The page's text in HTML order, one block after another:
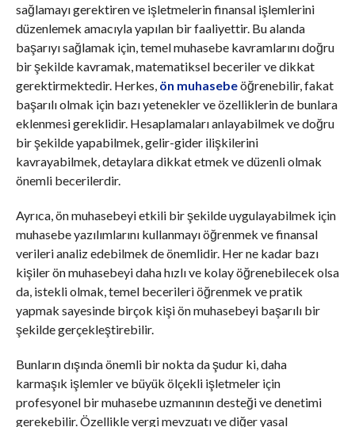
sağlamayı gerektiren ve işletmelerin finansal işlemlerini
düzenlemek amacıyla yapılan bir faaliyettir. Bu alanda
başarıyı sağlamak için, temel muhasebe kavramlarını doğru
bir şekilde kavramak, matematiksel beceriler ve dikkat
gerektirmektedir. Herkes, ön muhasebeöğrenebilir, fakat
başarılı olmak için bazı yetenekler ve özelliklerin de bunlara
eklenmesi gereklidir. Hesaplamaları anlayabilmek ve doğru
bir şekilde yapabilmek, gelir-gider ilişkilerini
kavrayabilmek, detaylara dikkat etmek ve düzenli olmak
önemli becerilerdir.
Ayrıca, ön muhasebeyi etkili bir şekilde uygulayabilmek için
muhasebe yazılımlarını kullanmayı öğrenmek ve finansal
verileri analiz edebilmek de önemlidir. Her ne kadar bazı
kişiler ön muhasebeyi daha hızlı ve kolay öğrenebilecek olsa
da, istekli olmak, temel becerileri öğrenmek ve pratik
yapmak sayesinde birçok kişi ön muhasebeyi başarılı bir
şekilde gerçekleştirebilir.
Bunların dışında önemli bir nokta da şudur ki, daha
karmaşık işlemler ve büyük ölçekli işletmeler için
profesyonel bir muhasebe uzmanının desteği ve denetimi
gerekebilir. Özellikle vergi mevzuatı ve diğer yasal